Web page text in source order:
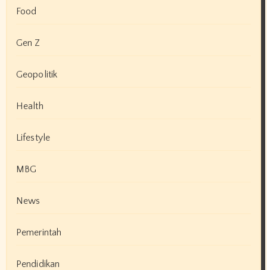
Food
Gen Z
Geopolitik
Health
Lifestyle
MBG
News
Pemerintah
Pendidikan